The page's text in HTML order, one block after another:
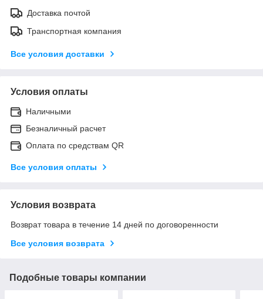
Доставка почтой
Транспортная компания
Все условия доставки
Условия оплаты
Наличными
Безналичный расчет
Оплата по средствам QR
Все условия оплаты
Условия возврата
Возврат товара в течение 14 дней по договоренности
Все условия возврата
Подобные товары компании